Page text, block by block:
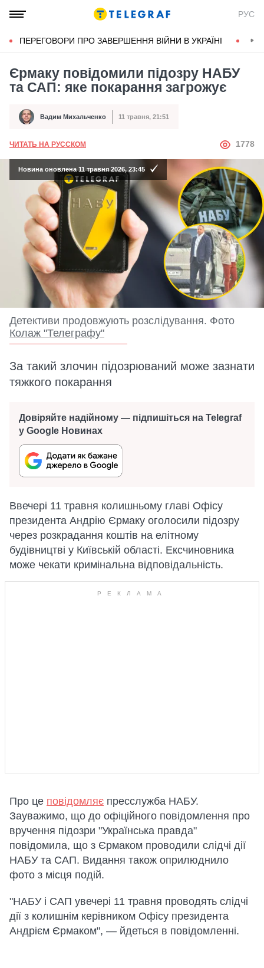
РУС
ПЕРЕГОВОРИ ПРО ЗАВЕРШЕННЯ ВІЙНИ В УКРАЇНІ
Єрмаку повідомили підозру НАБУ
та САП: яке покарання загрожує
Автор Вадим Михальченко
Дата публікації 11 травня, 21:51
ЧИТАТЬ НА РУССКОМ АВТОР
1778
Новина оновлена 11 травня 2026, 23:45
Детективи продовжують розслідування. Фото
Колаж "Телеграфу"
За такий злочин підозрюваний може зазнати
тяжкого покарання
Довіряйте надійному — підпишіться на Telegraf
у Google Новинах
Ввечері 11 травня колишньому главі Офісу
президента Андрію Єрмаку оголосили підозру
через розкрадання коштів на елітному
будівництві у Київській області. Ексчиновника
може чекати кримінальна відповідальність.
Про це повідомляє пресслужба НАБУ.
Зауважимо, що до офіційного повідомлення про
вручення підозри "Українська правда"
повідомила, що з Єрмаком проводили слідчі дії
НАБУ та САП. Видання також оприлюднило
фото з місця подій.
"НАБУ і САП увечері 11 травня проводять слідчі
дії з колишнім керівником Офісу президента
Андрієм Єрмаком", — йдеться в повідомленні.